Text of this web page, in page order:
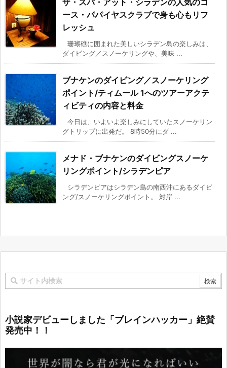
ザ・スパ・アット・シラデンの人気のコ
ース・パパイヤスクラブで身も心もリフ
レッシュ
珊瑚礁に囲まれた美しいシラデン島の楽しみは、
ダイビング／スノーケリングや、美味 ...
ブナケンのダイビング／スノーケリング
ポイント/ティムール 1へのツアーアクテ
ィビティの内容と料金
今日は、いよいよ楽しみにしていたスノーケリン
グトリップに出発だ。 8時50分にダ ...
メナド・ブナケンのダイビングスノーケ
リングポイント/シラデンピア
シラデンピアはシラデン島の南西沖にあるダイビ
ング/スノーケリングポイント。 対岸 ...
小説家デビューしました「ブレインハッカー」絶賛
発売中！！